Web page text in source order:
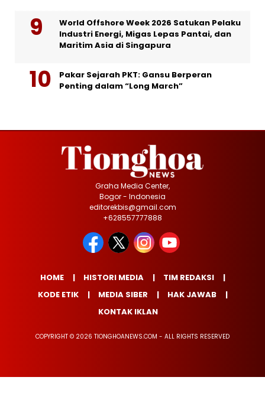
World Offshore Week 2026 Satukan Pelaku
Industri Energi, Migas Lepas Pantai, dan
Maritim Asia di Singapura
Pakar Sejarah PKT: Gansu Berperan
Penting dalam “Long March”
Graha Media Center,
Bogor - Indonesia
editorekbis@gmail.com
+628557777888
HOME HISTORI MEDIA
TIM REDAKSI
KODE ETIK
MEDIA SIBER
HAK JAWAB
KONTAK IKLAN
COPYRIGHT © 2026 TIONGHOANEWS.COM - ALL RIGHTS RESERVED